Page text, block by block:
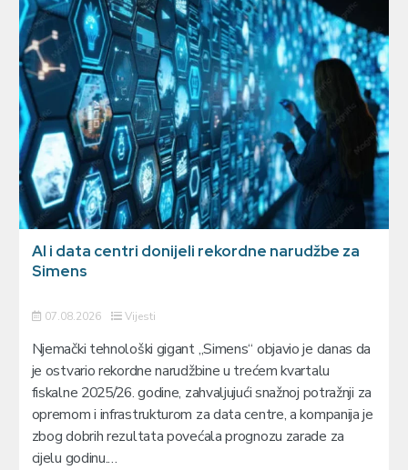
AI i data centri donijeli rekordne narudžbe za
Simens
07.08.2026 Vijesti
Njemački tehnološki gigant „Simens“ objavio je danas da
je ostvario rekordne narudžbine u trećem kvartalu
fiskalne 2025/26. godine, zahvaljujući snažnoj potražnji za
opremom i infrastrukturom za data centre, a kompanija je
zbog dobrih rezultata povećala prognozu zarade za
cijelu godinu.…